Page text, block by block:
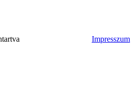
Impresszum